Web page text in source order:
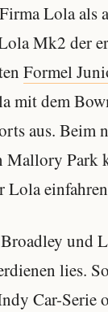
Lola als
Mk2 der
Formel
mit dem
aus. Beim
Mallory Park
Lola
und
lies.
Car-Serie